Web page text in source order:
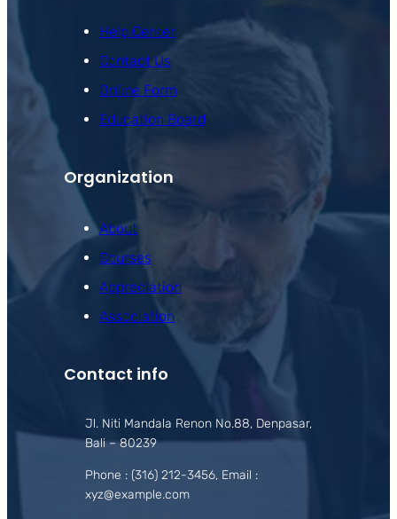
Help Center
Contact Us
Online Form
Education Board
Organization
About
Courses
Appreciation
Association
Contact info
Jl. Niti Mandala Renon No.88, Denpasar,
Bali – 80239
Phone : (316) 212-3456, Email :
xyz@example.com